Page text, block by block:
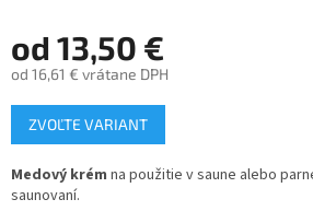
od 13,50 €
od 16,61 € vrátane DPH
Jednotková
cena:
ZVOĽTE VARIANT
Medový krém na použitie v saune alebo
saunovaní.